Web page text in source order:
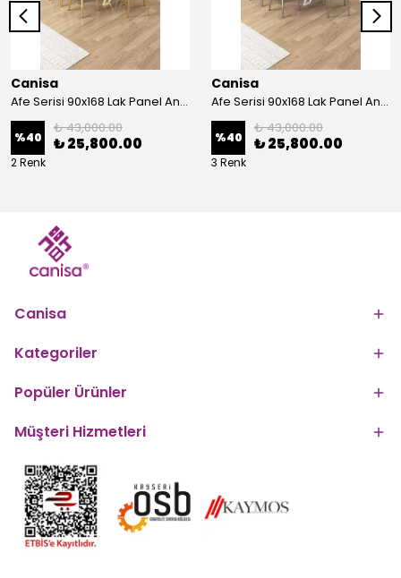
Canisa
Afe Serisi 90x168 Lak Panel Antrasit İroni Masa ve 6 Sandalye Gold Kaplama Ayak
%40
₺ 43,000.00
₺ 25,800.00
2 Renk
Canisa
Afe Serisi 90x168 Lak Panel Antrasit İroni Masa ve 6 Sandalye Krom Kaplama Ayak
%40
₺ 43,000.00
₺ 25,800.00
3 Renk
Canisa
Kategoriler
Popüler Ürünler
Müşteri Hizmetleri